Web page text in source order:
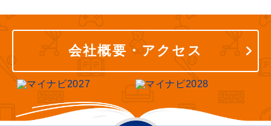
会社概要・アクセス